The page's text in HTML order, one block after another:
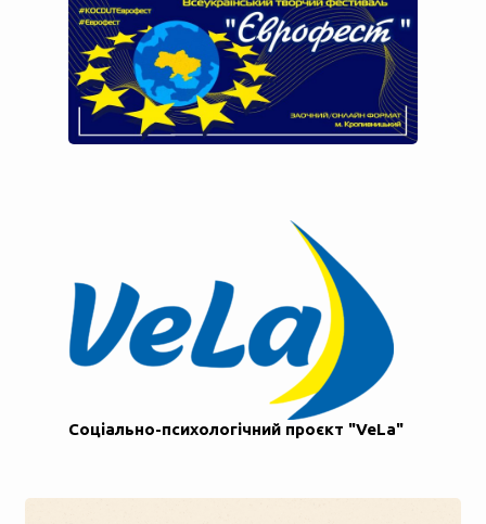
Соціально-психологічний проєкт "VeLa"